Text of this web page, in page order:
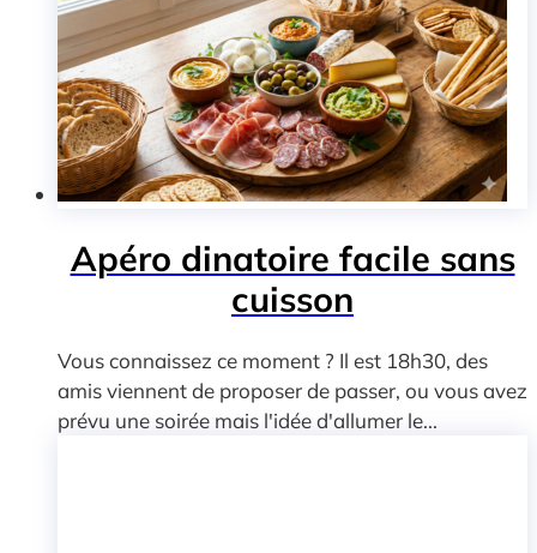
Apéro dinatoire facile sans
cuisson
Vous connaissez ce moment ? Il est 18h30, des
amis viennent de proposer de passer, ou vous avez
prévu une soirée mais l'idée d'allumer le...